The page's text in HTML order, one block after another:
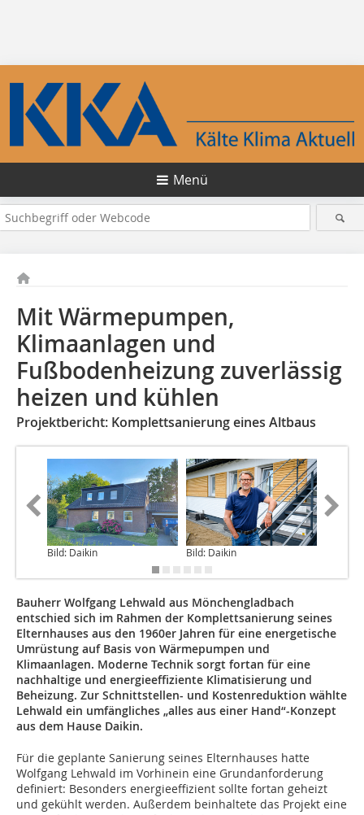
Menü
Mit Wärmepumpen,
Klimaanlagen und
Fußbodenheizung zuverlässig
heizen und kühlen
Projektbericht: Komplettsanierung eines Altbaus
Bild: Daikin Bild: Daikin
Bauherr Wolfgang Lehwald aus Mönchengladbach
entschied sich im Rahmen der Komplettsanierung seines
Elternhauses aus den 1960er Jahren für eine energetische
Umrüstung auf Basis von Wärmepumpen und
Klimaanlagen. Moderne Technik sorgt fortan für eine
nachhaltige und energieeffiziente Klimatisierung und
Beheizung. Zur Schnittstellen- und Kostenreduktion wählte
Lehwald ein umfängliches „alles aus einer Hand“-Konzept
aus dem Hause Daikin.
Für die geplante Sanierung seines Elternhauses hatte
Wolfgang Lehwald im Vorhinein eine Grundanforderung
definiert: Besonders energieeffizient sollte fortan geheizt
und gekühlt werden. Außerdem beinhaltete das Projekt eine